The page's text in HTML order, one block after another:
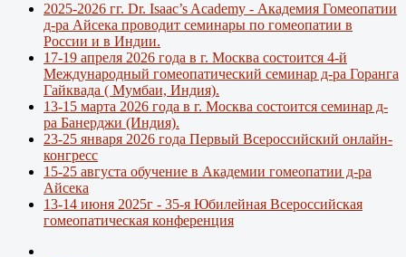
2025-2026 гг. Dr. Isaac’s Academy - Академия Гомеопатии
д-ра Айсека проводит семинары по гомеопатии в
России и в Индии.
17-19 апреля 2026 года в г. Москва состоится 4-й
Международный гомеопатический семинар д-ра Горанга
Гайквада ( Мумбаи, Индия).
13-15 марта 2026 года в г. Москва состоится семинар д-
ра Банерджи (Индия).
23-25 января 2026 года Первый Всероссийский онлайн-
конгресс
15-25 августа обучение в Академии гомеопатии д-ра
Айсека
13-14 июня 2025г - 35-я Юбилейная Всероссийская
гомеопатическая конференция